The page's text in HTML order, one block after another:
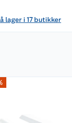
lager i 17 butikker